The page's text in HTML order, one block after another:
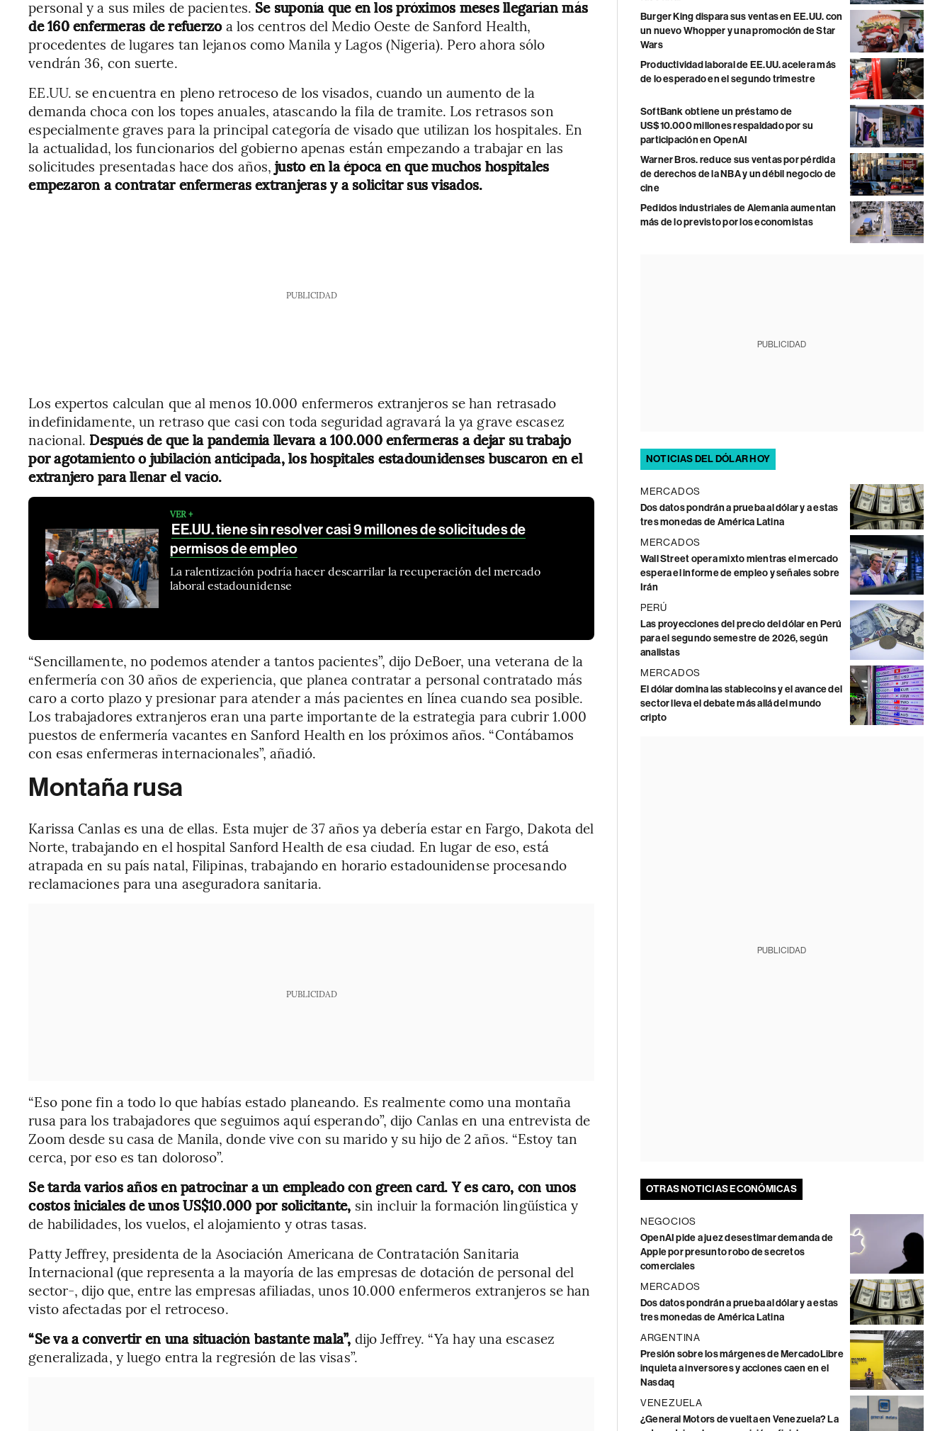
personal y a sus miles de pacientes. Se suponía que en los próximos meses llegarían más
de 160 enfermeras de refuerzoa los centros del Medio Oeste de Sanford Health,
procedentes de lugares tan lejanos como Manila y Lagos (Nigeria). Pero ahora sólo
vendrán 36, con suerte.
EE.UU. se encuentra en pleno retroceso de los visados, cuando un aumento de la
demanda choca con los topes anuales, atascando la fila de tramite. Los retrasos son
especialmente graves para la principal categoría de visado que utilizan los hospitales. En
la actualidad, los funcionarios del gobierno apenas están empezando a trabajar en las
solicitudes presentadas hace dos años,justo en la época en que muchos hospitales
empezaron a contratar enfermeras extranjeras y a solicitar sus visados.
PUBLICIDAD
Los expertos calculan que al menos 10.000 enfermeros extranjeros se han retrasado
indefinidamente, un retraso que casi con toda seguridad agravará la ya grave escasez
nacional. Después de que la pandemia llevara a 100.000 enfermeras a dejar su trabajo
por agotamiento o jubilación anticipada, los hospitales estadounidenses buscaron en el
extranjero para llenar el vacío.
VER +
EE.UU. tiene sin resolver casi 9 millones de solicitudes de
permisos de empleo
La ralentización podría hacer descarrilar la recuperación del mercado
laboral estadounidense
“Sencillamente, no podemos atender a tantos pacientes”, dijo DeBoer, una veterana de la
enfermería con 30 años de experiencia, que planea contratar a personal contratado más
caro a corto plazo y presionar para atender a más pacientes en línea cuando sea posible.
Los trabajadores extranjeros eran una parte importante de la estrategia para cubrir 1.000
puestos de enfermería vacantes en Sanford Health en los próximos años. “Contábamos
con esas enfermeras internacionales”, añadió.
Montaña rusa
Karissa Canlas es una de ellas. Esta mujer de 37 años ya debería estar en Fargo, Dakota del
Norte, trabajando en el hospital Sanford Health de esa ciudad. En lugar de eso, está
atrapada en su país natal, Filipinas, trabajando en horario estadounidense procesando
reclamaciones para una aseguradora sanitaria.
PUBLICIDAD
“Eso pone fin a todo lo que habías estado planeando. Es realmente como una montaña
rusa para los trabajadores que seguimos aquí esperando”, dijo Canlas en una entrevista de
Zoom desde su casa de Manila, donde vive con su marido y su hijo de 2 años. “Estoy tan
cerca, por eso es tan doloroso”.
Se tarda varios años en patrocinar a un empleado con green card. Y es caro, con unos
costos iniciales de unos US$10.000 por solicitante, sin incluir la formación lingüística y
de habilidades, los vuelos, el alojamiento y otras tasas.
Patty Jeffrey, presidenta de la Asociación Americana de Contratación Sanitaria
Internacional (que representa a la mayoría de las empresas de dotación de personal del
sector-, dijo que, entre las empresas afiliadas, unos 10.000 enfermeros extranjeros se han
visto afectadas por el retroceso.
“Se va a convertir en una situación bastante mala”, dijo Jeffrey. “Ya hay una escasez
generalizada, y luego entra la regresión de las visas”.
Burger King dispara sus ventas en EE.UU. con
un nuevo Whopper y una promoción de Star
Wars
Productividad laboral de EE.UU. acelera más
de lo esperado en el segundo trimestre
SoftBank obtiene un préstamo de
US$10.000 millones respaldado por su
participación en OpenAI
Warner Bros. reduce sus ventas por pérdida
de derechos de la NBA y un débil negocio de
cine
Pedidos industriales de Alemania aumentan
más de lo previsto por los economistas
PUBLICIDAD
NOTICIAS DEL DÓLAR HOY
MERCADOS
Dos datos pondrán a prueba al dólar y a estas
tres monedas de América Latina
MERCADOS
Wall Street opera mixto mientras el mercado
espera el informe de empleo y señales sobre
Irán
PERÚ
Las proyecciones del precio del dólar en Perú
para el segundo semestre de 2026, según
analistas
MERCADOS
El dólar domina las stablecoins y el avance del
sector lleva el debate más allá del mundo
cripto
PUBLICIDAD
OTRAS NOTICIAS ECONÓMICAS
NEGOCIOS
OpenAI pide a juez desestimar demanda de
Apple por presunto robo de secretos
comerciales
MERCADOS
Dos datos pondrán a prueba al dólar y a estas
tres monedas de América Latina
ARGENTINA
Presión sobre los márgenes de MercadoLibre
inquieta a inversores y acciones caen en el
Nasdaq
VENEZUELA
¿General Motors de vuelta en Venezuela? La